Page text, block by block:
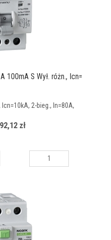
100mA S Wył. różn., Icn=
2-bieg., In=80A,
zł